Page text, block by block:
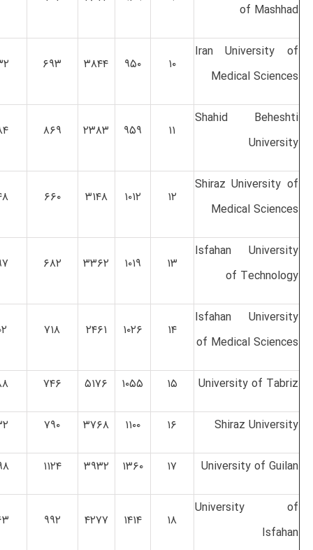
of Mashhad
Iran University of
Medical Sciences
۱۰ ۹۵۰ ۳۸۴۴ ۶۹۳
Shahid Beheshti
University
۱۱ ۹۵۹ ۲۳۸۳ ۸۶۹
Shiraz University of
Medical Sciences
۱۲ ۱۰۱۲ ۳۱۴۸ ۶۶۰
Isfahan University
of Technology
۱۳ ۱۰۱۹ ۳۳۶۲ ۶۸۲
Isfahan University
of Medical Sciences
۱۴ ۱۰۲۶ ۲۴۶۱ ۷۱۸
University of Tabriz ۱۵ ۱۰۵۵ ۵۱۷۶ ۷۴۶
Shiraz University ۱۶ ۱۱۰۰ ۳۷۶۸ ۷۹۰
University of Guilan ۱۷ ۱۳۶۰ ۳۹۳۲ ۱۱۲۴
University of
Isfahan
۱۸ ۱۴۱۴ ۴۲۷۷ ۹۹۲